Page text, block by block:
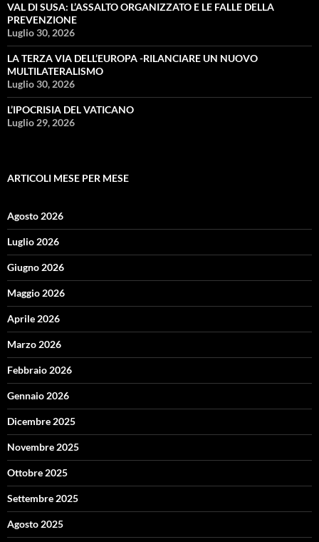
VAL DI SUSA: L’ASSALTO ORGANIZZATO E LE FALLE DELLA
PREVENZIONE
Luglio 30, 2026
LA TERZA VIA DELL’EUROPA -RILANCIARE UN NUOVO
MULTILATERALISMO
Luglio 30, 2026
L’IPOCRISIA DEL VATICANO
Luglio 29, 2026
ARTICOLI MESE PER MESE
Agosto 2026
Luglio 2026
Giugno 2026
Maggio 2026
Aprile 2026
Marzo 2026
Febbraio 2026
Gennaio 2026
Dicembre 2025
Novembre 2025
Ottobre 2025
Settembre 2025
Agosto 2025